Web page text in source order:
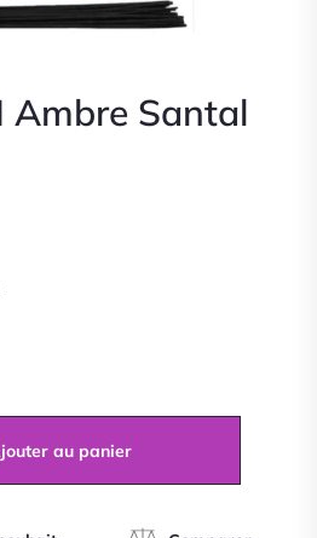
Ambre Santal
au panier